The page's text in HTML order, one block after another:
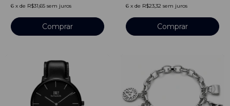
6 x de R$31,65 sem juros 6 x de R$23,32 sem juros